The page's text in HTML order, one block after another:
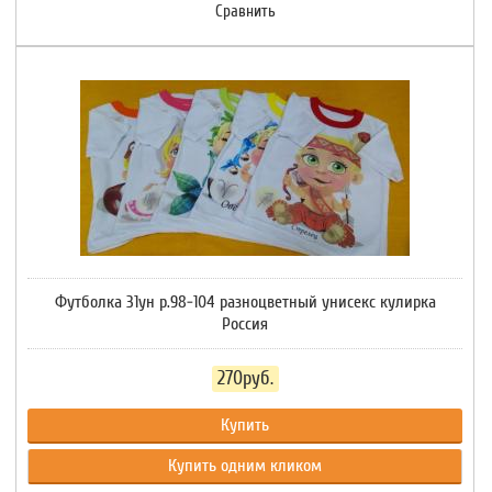
Сравнить
Футболка 31ун р.98-104 разноцветный унисекс кулирка
Россия
270руб.
Купить
Купить одним кликом